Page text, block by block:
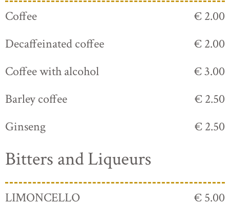
Coffee
€ 2.00
Decaffeinated coffee
€ 2.00
Coffee with alcohol
€ 3.00
Barley coffee
€ 2.50
Ginseng
€ 2.50
Bitters and Liqueurs
LIMONCELLO € 5.00